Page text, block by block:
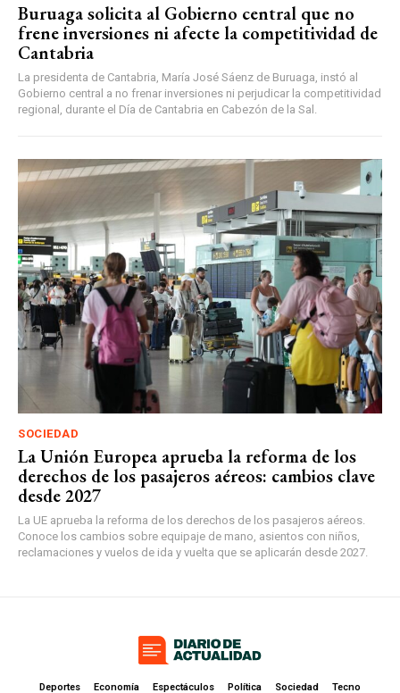
Buruaga solicita al Gobierno central que no
frene inversiones ni afecte la competitividad de
Cantabria
La presidenta de Cantabria, María José Sáenz de Buruaga, instó al
Gobierno central a no frenar inversiones ni perjudicar la competitividad
regional, durante el Día de Cantabria en Cabezón de la Sal.
SOCIEDAD
La Unión Europea aprueba la reforma de los
derechos de los pasajeros aéreos: cambios clave
desde 2027
La UE aprueba la reforma de los derechos de los pasajeros aéreos.
Conoce los cambios sobre equipaje de mano, asientos con niños,
reclamaciones y vuelos de ida y vuelta que se aplicarán desde 2027.
Deportes Economía Espectáculos Política Sociedad Tecno